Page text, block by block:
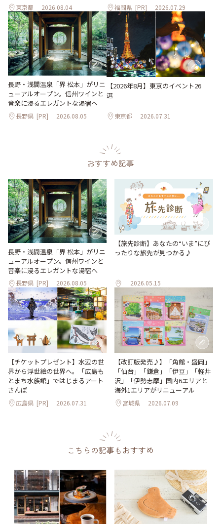
東京都 2026.08.04 福岡県 [PR] 2026.07.29
長野・浅間温泉「界 松本」がリニ
ューアルオープン。信州ワインと
音楽に浸るエレガントな湯宿へ
長野県 [PR] 2026.08.05
【2026年8月】東京のイベント26
選
東京都 2026.07.31
おすすめ記事
長野・浅間温泉「界 松本」がリニ
ューアルオープン。信州ワインと
音楽に浸るエレガントな湯宿へ
長野県 [PR] 2026.08.05
【旅先診断】あなたの“いま”にぴ
ったりな旅先が見つかる♪
2026.05.15
【チケットプレゼント】水辺の世
界から浮世絵の世界へ。「広島も
とまち水族館」ではじまるアート
さんぽ
広島県 [PR] 2026.07.31
【改訂版発売♪】「角館・盛岡」
「仙台」「鎌倉」「伊豆」「軽井
沢」「伊勢志摩」国内6エリアと
海外1エリアがリニューアル
宮城県 2026.07.09
こちらの記事もおすすめ